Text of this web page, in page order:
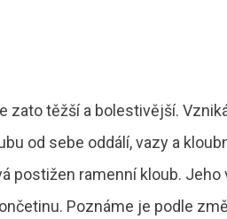
zato těžší a bolestivější.
od sebe oddálí, vazy a
postižen ramenní kloub. Jeho
Poznáme je podle